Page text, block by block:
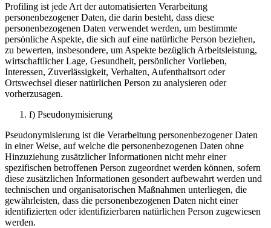
Profiling ist jede Art der automatisierten Verarbeitung
personenbezogener Daten, die darin besteht, dass diese
personenbezogenen Daten verwendet werden, um bestimmte
persönliche Aspekte, die sich auf eine natürliche Person beziehen,
zu bewerten, insbesondere, um Aspekte bezüglich Arbeitsleistung,
wirtschaftlicher Lage, Gesundheit, persönlicher Vorlieben,
Interessen, Zuverlässigkeit, Verhalten, Aufenthaltsort oder
Ortswechsel dieser natürlichen Person zu analysieren oder
vorherzusagen.
f) Pseudonymisierung
Pseudonymisierung ist die Verarbeitung personenbezogener Daten
in einer Weise, auf welche die personenbezogenen Daten ohne
Hinzuziehung zusätzlicher Informationen nicht mehr einer
spezifischen betroffenen Person zugeordnet werden können, sofern
diese zusätzlichen Informationen gesondert aufbewahrt werden und
technischen und organisatorischen Maßnahmen unterliegen, die
gewährleisten, dass die personenbezogenen Daten nicht einer
identifizierten oder identifizierbaren natürlichen Person zugewiesen
werden.